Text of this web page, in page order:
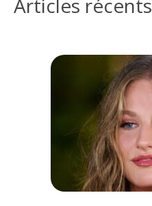
Articles récents